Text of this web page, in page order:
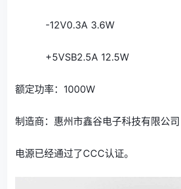
-12V0.3A 3.6W
+5VSB2.5A 12.5W
额定功率：1000W
制造商：惠州市鑫谷电子科技有限公司
电源已经通过了CCC认证。